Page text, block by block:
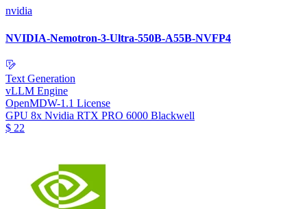
nvidia
NVIDIA-Nemotron-3-Ultra-550B-A55B-NVFP4
Text Generation
vLLM Engine
OpenMDW-1.1 License
GPU 8x Nvidia RTX PRO 6000 Blackwell
$ 22